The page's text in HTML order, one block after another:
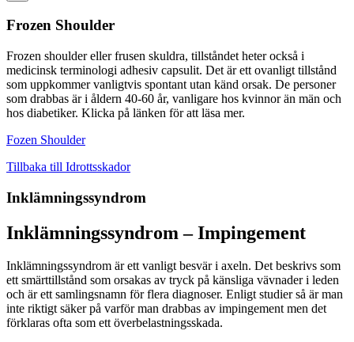
Frozen Shoulder
Frozen shoulder eller frusen skuldra, tillståndet heter också i
medicinsk terminologi adhesiv capsulit. Det är ett ovanligt tillstånd
som uppkommer vanligtvis spontant utan känd orsak. De personer
som drabbas är i åldern 40-60 år, vanligare hos kvinnor än män och
hos diabetiker. Klicka på länken för att läsa mer.
Fozen Shoulder
Tillbaka till Idrottsskador
Inklämningssyndrom
Inklämningssyndrom – Impingement
Inklämningssyndrom är ett vanligt besvär i axeln. Det beskrivs som
ett smärttillstånd som orsakas av tryck på känsliga vävnader i leden
och är ett samlingsnamn för flera diagnoser. Enligt studier så är man
inte riktigt säker på varför man drabbas av impingement men det
förklaras ofta som ett överbelastningsskada.